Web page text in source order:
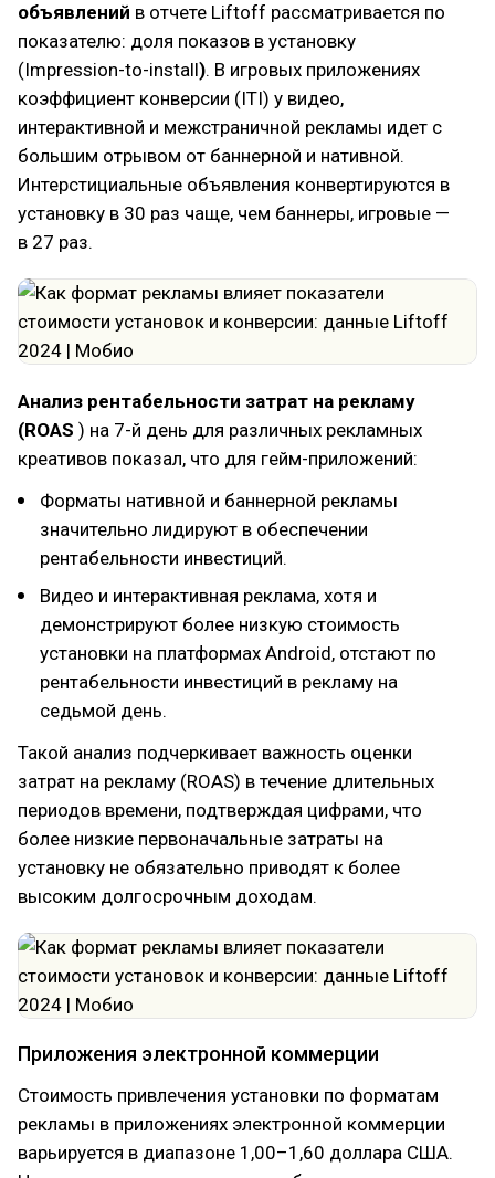
объявлений в отчете Liftoff рассматривается по
показателю: доля показов в установку
(Impression-to-install). В игровых приложениях
коэффициент конверсии (ITI) у видео,
интерактивной и межстраничной рекламы идет с
большим отрывом от баннерной и нативной.
Интерстициальные объявления конвертируются в
установку в 30 раз чаще, чем баннеры, игровые —
в 27 раз.
Анализ рентабельности затрат на рекламу
(ROAS ) на 7-й день для различных рекламных
креативов показал, что для гейм-приложений:
Форматы нативной и баннерной рекламы
значительно лидируют в обеспечении
рентабельности инвестиций.
Видео и интерактивная реклама, хотя и
демонстрируют более низкую стоимость
установки на платформах Android, отстают по
рентабельности инвестиций в рекламу на
седьмой день.
Такой анализ подчеркивает важность оценки
затрат на рекламу (ROAS) в течение длительных
периодов времени, подтверждая цифрами, что
более низкие первоначальные затраты на
установку не обязательно приводят к более
высоким долгосрочным доходам.
Приложения электронной коммерции
Стоимость привлечения установки по форматам
рекламы в приложениях электронной коммерции
варьируется в диапазоне 1,00–1,60 доллара США.